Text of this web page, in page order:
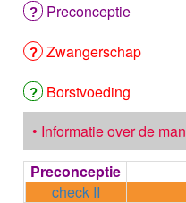
Preconceptie
Zwangerschap
Borstvoeding
• Informatie over de man
Preconceptie
check II